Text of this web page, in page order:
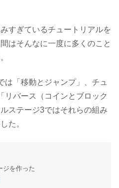
すぎているチュートリアルを
はそんなに一度に多くのこと
は 「移動とジャンプ」
、チュ
「リバース（コインとブロック
ステージ3ではそれらの組み
た。
ジを作った